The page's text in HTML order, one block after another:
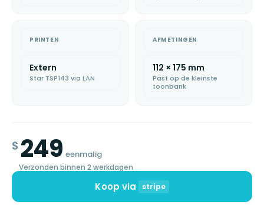
PRINTEN
Extern
Star TSP143 via LAN
AFMETINGEN
112 × 175 mm
Past op de kleinste
toonbank
$ 249 eenmalig
Verzonden binnen 2 werkdagen
Koop via stripe